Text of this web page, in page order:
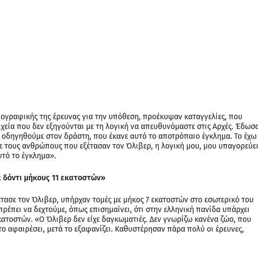
της έρευνας για την υπόθεση, προέκυψαν καταγγελίες, που
που δεν εξηγούνται με τη λογική να απευθυνόμαστε στις Αρχές.
στον δράστη, που έκανε αυτό το αποτρόπαιο έγκλημα. Το έχω
ανθρώπους που εξέτασαν τον Όλιβερ, η λογική μου, μου υπαγορεύει
το έγκλημα».
μήκους 11 εκατοστών»
τον Όλιβερ, υπήρχαν τομές με μήκος 7 εκατοστών στο εσωτερικό του
να δεχτούμε, όπως επισημαίνει, ότι στην ελληνική πανίδα υπάρχει
«Ο Όλιβερ δεν είχε δαγκωματιές. Δεν γνωρίζω κανένα ζώο, που
αφαιρέσει, μετά το εξαφανίζει. Καθυστέρησαν πάρα πολύ οι έρευνες,